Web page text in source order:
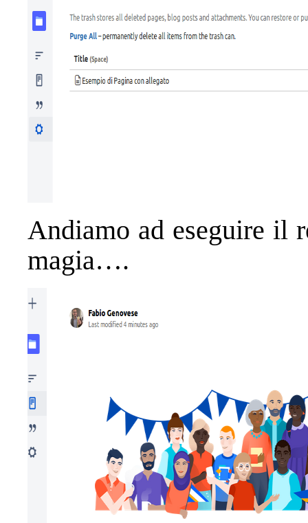
Andiamo ad eseguire il
magia….